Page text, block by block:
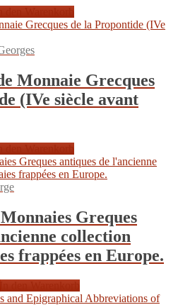
Monnaie Grecques
(IVe siècle avant
Greques
collection
frappées en Europe.